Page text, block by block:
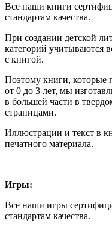
Все наши книги
стандартам качества.
При создании детской
категорий учитываются
с книгой.
Поэтому книги, которые
от 0 до 3 лет, мы
в большей части в
страницами.
Иллюстрации и текст в
печатного материала.
Игры:
Все наши игры
стандартам качества.